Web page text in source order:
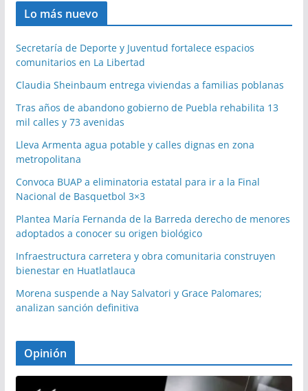
Lo más nuevo
Secretaría de Deporte y Juventud fortalece espacios
comunitarios en La Libertad
Claudia Sheinbaum entrega viviendas a familias poblanas
Tras años de abandono gobierno de Puebla rehabilita 13
mil calles y 73 avenidas
Lleva Armenta agua potable y calles dignas en zona
metropolitana
Convoca BUAP a eliminatoria estatal para ir a la Final
Nacional de Basquetbol 3×3
Plantea María Fernanda de la Barreda derecho de menores
adoptados a conocer su origen biológico
Infraestructura carretera y obra comunitaria construyen
bienestar en Huatlatlauca
Morena suspende a Nay Salvatori y Grace Palomares;
analizan sanción definitiva
Opinión